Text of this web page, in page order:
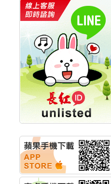
統一投信:主動式ETF溢
價 被盯上
新光人壽保險:新壽Q1外
價金將達996億
宇辰系統科技:宇辰業績
創新高 啟動興櫃轉上櫃
計畫
明緯企業:明緯永續科技
競賽 以電源驅動善的力
量
秀育企業:秀育SHO-U儲
能系統 獲國內首張CNS
認證
聯博投信:聯博00404A
從容擁抱台股主流
華旭先進:代重要子公司
碩通散熱股份有限公司
公告董事會通過發言人
及代理發
華旭先進:代重要子公司